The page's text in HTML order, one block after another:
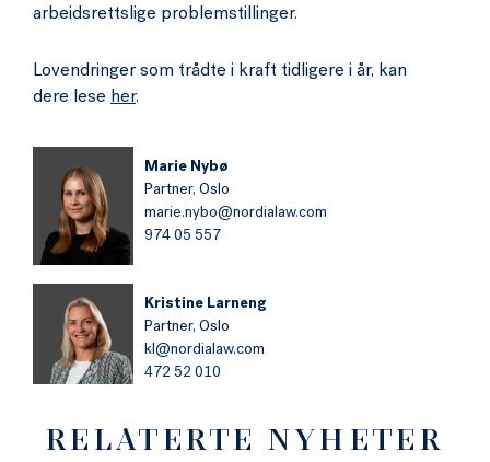
arbeidsrettslige problemstillinger.
Lovendringer som trådte i kraft tidligere i år, kan
dere lese her.
Marie Nybø
Partner, Oslo
marie.nybo@nordialaw.com
974 05 557
Kristine Larneng
Partner, Oslo
kl@nordialaw.com
472 52 010
RELATERTE NYHETER